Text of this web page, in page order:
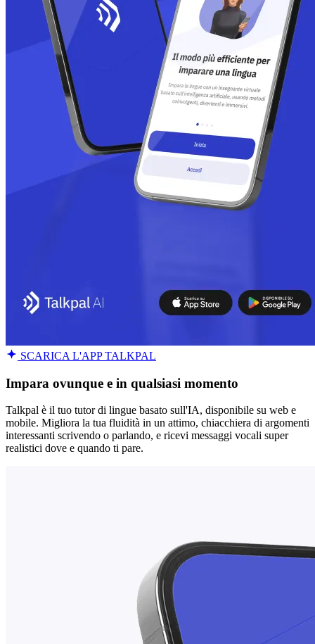
SCARICA L'APP TALKPAL
Impara ovunque e in qualsiasi momento
Talkpal è il tuo tutor di lingue basato sull'IA, disponibile su web e
mobile. Migliora la tua fluidità in un attimo, chiacchiera di argomenti
interessanti scrivendo o parlando, e ricevi messaggi vocali super
realistici dove e quando ti pare.